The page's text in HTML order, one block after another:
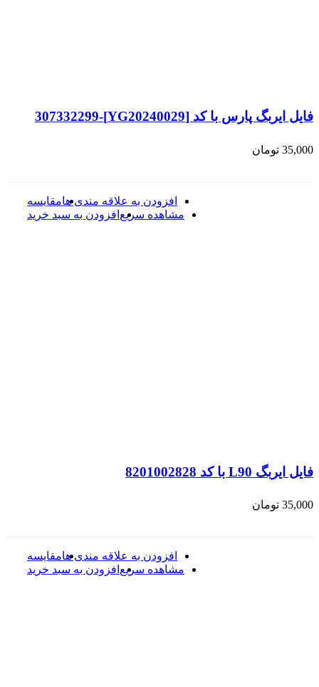
فایل ایربگ پارس با کد [YG20240029]-307332299
35,000 تومان
مقایسهافزودن به علاقه مندی ها
افزودن به سبد خرید مشاهده سریع
فایل ایربگ L90 با کد 8201002828
35,000 تومان
مقایسهافزودن به علاقه مندی ها
افزودن به سبد خرید مشاهده سریع